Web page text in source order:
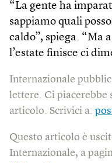
“La gente ha
sappiamo quali
caldo”, spiega. “Ma
l’estate finisce ci
Internazionale
lettere. Ci piacerebbe
articolo. Scrivici a:
Questo articolo è
Internazionale, a